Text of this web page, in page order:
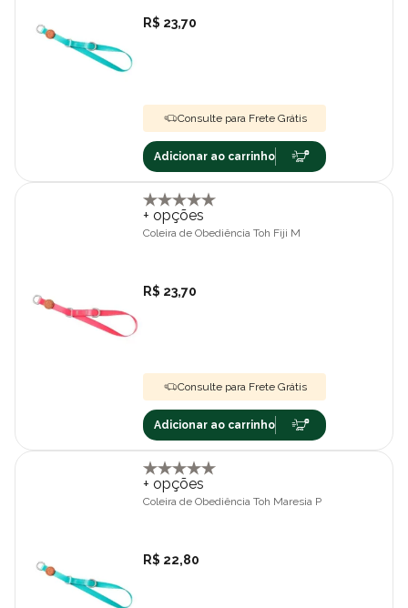
R$ 23,70
Consulte para Frete Grátis
Adicionar ao carrinho
+ opções
Coleira de Obediência Toh Fiji M
R$ 23,70
Consulte para Frete Grátis
Adicionar ao carrinho
+ opções
Coleira de Obediência Toh Maresia P
R$ 22,80